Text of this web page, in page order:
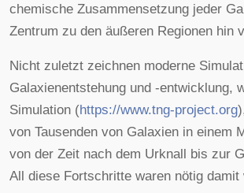
chemische Zusammensetzung jeder
Zentrum zu den äußeren Regionen hin
Nicht zuletzt zeichnen moderne
Galaxienentstehung und -entwicklung,
Simulation (https://www.tng-project.org
von Tausenden von Galaxien in einem
von der Zeit nach dem Urknall bis zur
All diese Fortschritte waren nötig damit